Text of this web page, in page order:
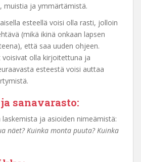
muistia ja ymmärtämistä.
esteellä voisi olla rasti, jolloin
(mikä ikinä onkaan lapsen
että saa uuden ohjeen.
olla kirjoitettuna ja
esteestä voisi auttaa
sanavarasto:
ja asioiden nimeämistä:
näet? Kuinka monta puuta? Kuinka